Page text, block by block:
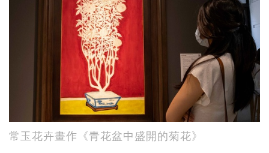
常玉花卉畫作《青花盆中盛開的菊花》